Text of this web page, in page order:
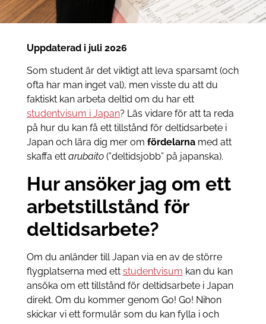
Uppdaterad i juli 2026
Som student är det viktigt att leva sparsamt (och
ofta har man inget val), men visste du att du
faktiskt kan arbeta deltid om du har ett
studentvisum i Japan? Läs vidare för att ta reda
på hur du kan få ett tillstånd för deltidsarbete i
Japan och lära dig mer om fördelarnamed att
skaffa ett arubaito(”deltidsjobb” på japanska).
Hur ansöker jag om ett
arbetstillstånd för
deltidsarbete?
Om du anländer till Japan via en av de större
flygplatserna med ett studentvisum kan du kan
ansöka om ett tillstånd för deltidsarbete i Japan
direkt. Om du kommer genom Go! Go! Nihon
skickar vi ett formulär som du kan fylla i och